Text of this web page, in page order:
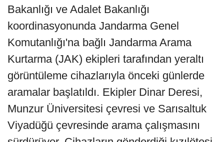
Bakanlığı ve Adalet Bakanlığı
koordinasyonunda Jandarma Genel
Komutanlığı'na bağlı Jandarma Arama
Kurtarma (JAK) ekipleri tarafından yeraltı
görüntüleme cihazlarıyla önceki günlerde
aramalar başlatıldı. Ekipler Dinar Deresi,
Munzur Üniversitesi çevresi ve Sarısaltuk
Viyadüğü çevresinde arama çalışmasını